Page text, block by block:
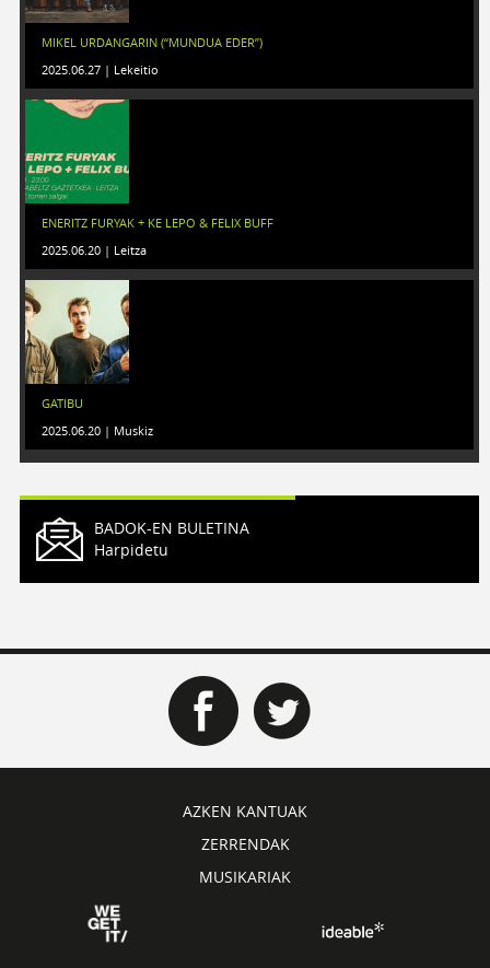
MIKEL URDANGARIN (“MUNDUA EDER”)
2025.06.27 | Lekeitio
ENERITZ FURYAK + KE LEPO & FELIX BUFF
2025.06.20 | Leitza
GATIBU
2025.06.20 | Muskiz
BADOK-EN BULETINA
Harpidetu
AZKEN KANTUAK
ZERRENDAK
MUSIKARIAK